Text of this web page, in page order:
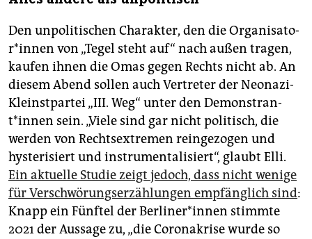
Den unpolitischen Charakter, den die Or­ga­ni­sa­to­
r*in­nen von „Tegel steht auf“ nach außen tragen,
kaufen ihnen die Omas gegen Rechts nicht ab. An
diesem Abend sollen auch Vertreter der Neonazi-
Kleinstpartei „III. Weg“ unter den De­mons­tran­
t*in­nen sein. „Viele sind gar nicht politisch, die
werden von Rechtsextremen reingezogen und
hysterisiert und instrumentalisiert“, glaubt Elli.
Ein aktuelle Studie zeigt jedoch, dass nicht wenige
für Verschwörungserzählungen empfänglich sind:
Knapp ein Fünftel der Ber­li­ne­r*in­nen stimmte
2021 der Aussage zu, „die Coronakrise wurde so